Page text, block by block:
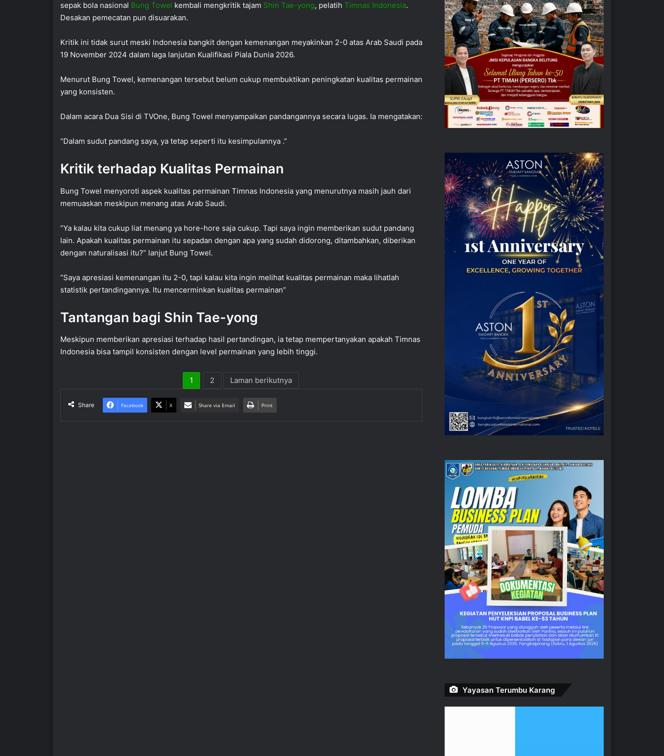
sepak bola nasional Bung Towel kembali mengkritik tajam Shin Tae-yong, pelatih Timnas Indonesia.
Desakan pemecatan pun disuarakan.
Kritik ini tidak surut meski Indonesia bangkit dengan kemenangan meyakinkan 2-0 atas Arab Saudi pada
19 November 2024 dalam laga lanjutan Kualifikasi Piala Dunia 2026.
Menurut Bung Towel, kemenangan tersebut belum cukup membuktikan peningkatan kualitas permainan
yang konsisten.
Dalam acara Dua Sisi di TVOne, Bung Towel menyampaikan pandangannya secara lugas. Ia mengatakan:
“Dalam sudut pandang saya, ya tetap seperti itu kesimpulannya .”
Kritik terhadap Kualitas Permainan
Bung Towel menyoroti aspek kualitas permainan Timnas Indonesia yang menurutnya masih jauh dari
memuaskan meskipun menang atas Arab Saudi.
“Ya kalau kita cukup liat menang ya hore-hore saja cukup. Tapi saya ingin memberikan sudut pandang
lain. Apakah kualitas permainan itu sepadan dengan apa yang sudah didorong, ditambahkan, diberikan
dengan naturalisasi itu?” lanjut Bung Towel.
“Saya apresiasi kemenangan itu 2-0, tapi kalau kita ingin melihat kualitas permainan maka lihatlah
statistik pertandingannya. Itu mencerminkan kualitas permainan”
Tantangan bagi Shin Tae-yong
Meskipun memberikan apresiasi terhadap hasil pertandingan, ia tetap mempertanyakan apakah Timnas
Indonesia bisa tampil konsisten dengan level permainan yang lebih tinggi.
1 2 Laman berikutnya
Share Facebook X Share via Email Print
Yayasan Terumbu Karang